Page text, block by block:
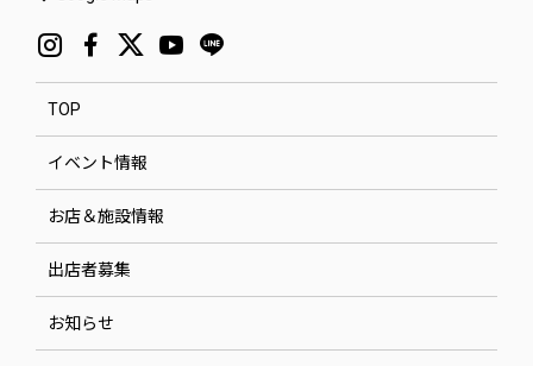
TOP
イベント情報
お店＆施設情報
出店者募集
お知らせ